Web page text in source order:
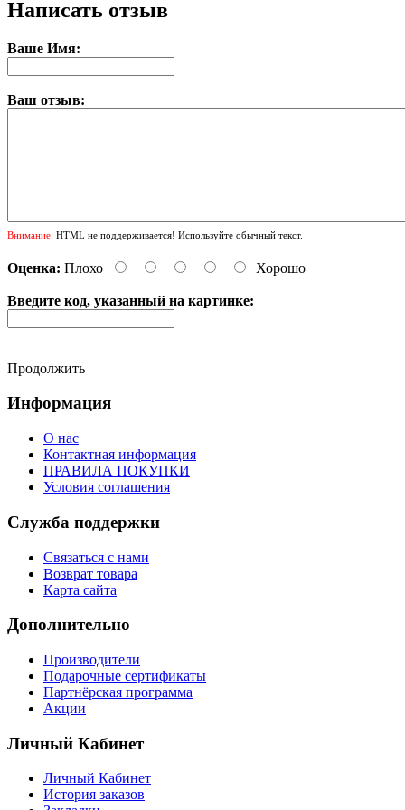
Написать отзыв
Ваше Имя:
Ваш отзыв:
Внимание: HTML не поддерживается! Используйте обычный текст.
Оценка: Плохо Хорошо
Введите код, указанный на картинке:
Продолжить
Информация
О нас
Контактная информация
ПРАВИЛА ПОКУПКИ
Условия соглашения
Служба поддержки
Связаться с нами
Возврат товара
Карта сайта
Дополнительно
Производители
Подарочные сертификаты
Партнёрская программа
Акции
Личный Кабинет
Личный Кабинет
История заказов